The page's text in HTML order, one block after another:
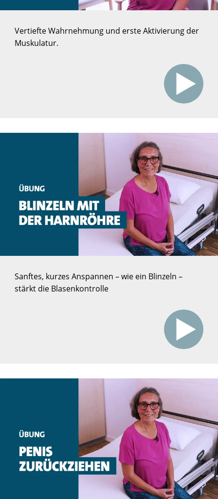
Vertiefte Wahrnehmung und erste Aktivierung der
Muskulatur.
Sanftes, kurzes Anspannen – wie ein Blinzeln –
stärkt die Blasenkontrolle